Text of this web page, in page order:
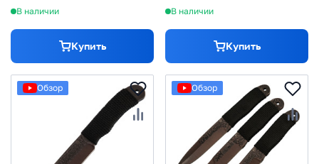
В наличии
Купить
В наличии
Купить
Обзор Обзор